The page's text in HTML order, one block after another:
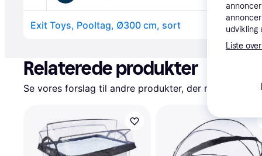
Exit Toys, Pooltag, Ø300 cm, sort
Relaterede produkter
Se vores forslag til andre produkter, der matcher
udvikling
Liste